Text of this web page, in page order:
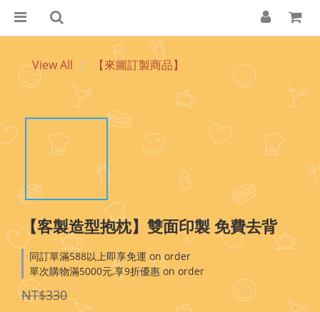
View All 【來圖訂製商品】
【客製造型抱枕】雙面印製 免費去背
同訂單滿588以上即享免運 on order
單次購物滿5000元,享9折優惠 on order
NT$330